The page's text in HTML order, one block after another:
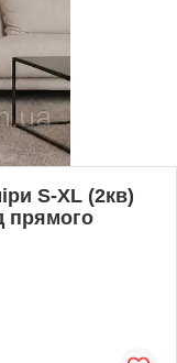
S-XL (2кв)
прямого